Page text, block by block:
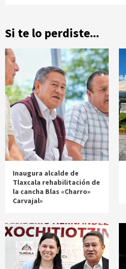
Si te lo perdiste...
Inaugura alcalde de
Tlaxcala rehabilitación de
la cancha Blas «Charro»
Carvajal»